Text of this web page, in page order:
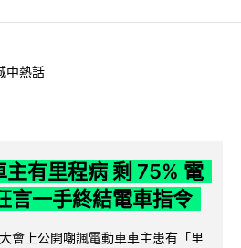
中熱話
有里程病 剩 75% 電
言一手終結電車指令
會上公開嘲諷電動車車主患有「里